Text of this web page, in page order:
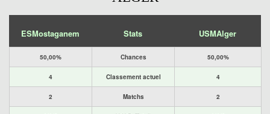
ESMostaganem Stats USMAlger
50,00% Chances 50,00%
4 Classement actuel 4
2 Matchs 2